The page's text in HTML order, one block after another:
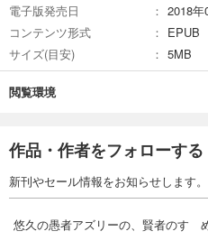
電子版発売日
2018年
コンテンツ形式
EPUB
サイズ(目安)
5MB
閲覧環境
作品・作者をフォローする
新刊やセール情報をお知らせします。
悠久の愚者アズリーの、賢者のすゝ